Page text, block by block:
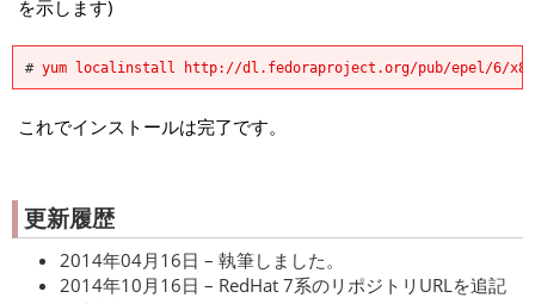
を示します)
# yum localinstall http://dl.fedoraproject.org/pub/epel/6/
これでインストールは完了です。
更新履歴
2014年04月16日 – 執筆しました。
2014年10月16日 – RedHat 7系のリポジトリURLを追記